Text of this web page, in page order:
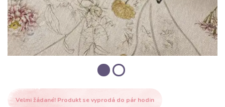
Velmi žádané! Produkt se vyprodá do pár hodin